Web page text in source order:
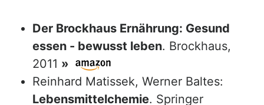
Der Brockhaus Ernährung: Gesund
essen - bewusst leben. Brockhaus,
2011 »
Reinhard Matissek, Werner Baltes:
Lebensmittelchemie. Springer